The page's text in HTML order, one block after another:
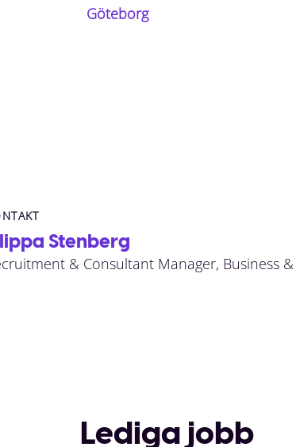
Göteborg
Stenberg
& Consultant Manager, Business
Lediga jobb